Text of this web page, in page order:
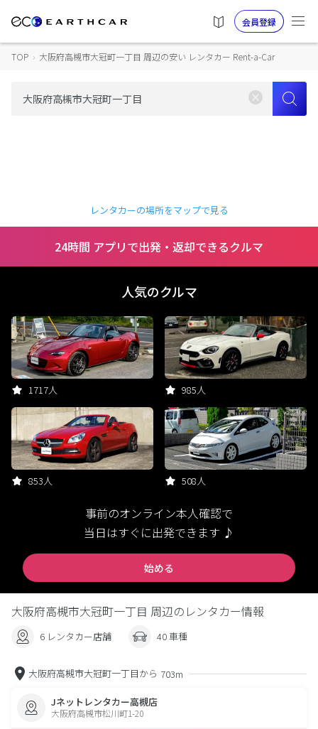
会員登録
TOP › 大阪府高槻市大冠町一丁目 周辺の安い レンタカー Rent-a-Car
レンタカーの場所をマップで見る
24時間 アプリで出発・返却できるクルマ
人気のクルマ
1717人 985人
853人 508人
事前のオンライン本人確認で
当日はすぐに出発できます ♪
始める
大阪府高槻市大冠町一丁目 周辺のレンタカー情報
6 レンタカー店舗 40 車種
大阪府高槻市大冠町一丁目から 703m
Jネットレンタカー高槻店
大阪府高槻市松川町1-20